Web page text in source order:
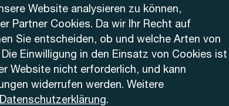
Website analysieren zu können,
Partner Cookies. Da wir Ihr Recht auf
Sie entscheiden, ob und welche Arten von
Einwilligung in den Einsatz von Cookies ist
Website nicht erforderlich, und kann
widerrufen werden. Weitere
Datenschutzerklärung.
Umgebung AG